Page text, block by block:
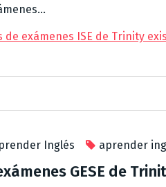
de exámenes ISE de Trinity
Inglés aprender
GESE de